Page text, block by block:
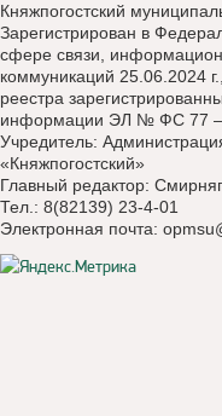
Княжпогостский
Зарегистрирован в
сфере связи,
коммуникаций 25.06.2024
реестра
информации ЭЛ № ФС 77 –
Учредитель:
«Княжпогостский»
Главный редактор:
Тел.: 8(82139) 23-4-01
Электронная почта: